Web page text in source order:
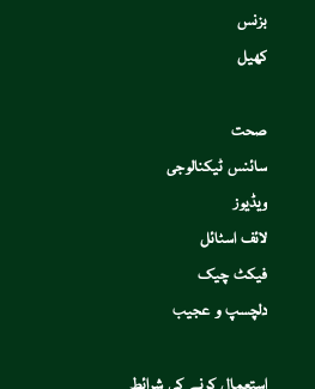
بزنس
کھیل
صحت
سائنس ٹیکنالوجی
ویڈیوز
لائف اسٹائل
فیکٹ چیک
دلچسپ و عجیب